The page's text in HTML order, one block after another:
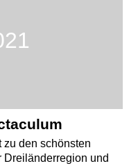
zu den schönsten
Dreiländerregion und